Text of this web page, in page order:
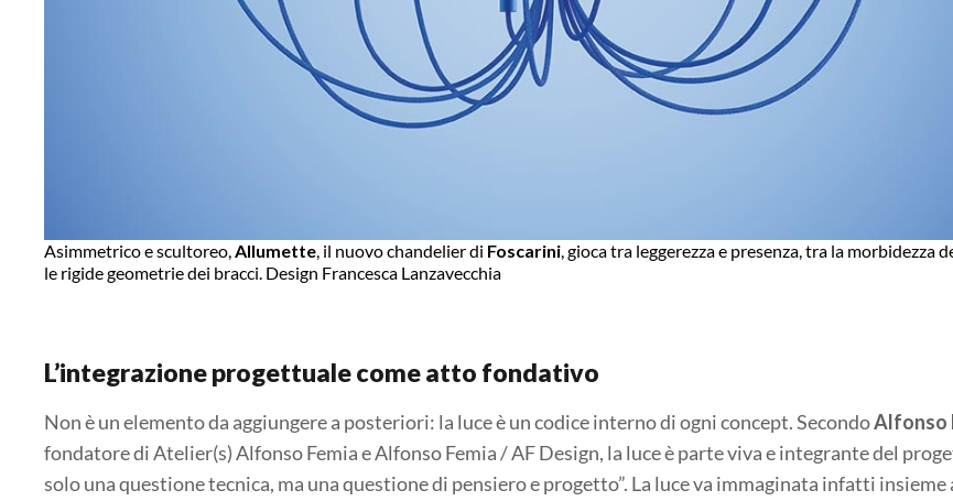
Asimmetrico e scultoreo,Allumette, il nuovo chandelier di Foscarini, gioca tra leggerezza e presenza, tra la morbidezza
le rigide geometrie dei bracci. Design Francesca Lanzavecchia
L’integrazione progettuale come atto fondativo
Non è un elemento da aggiungere a posteriori: la luce è un codice interno di ogni concept. SecondoAlfonso
fondatore di Atelier(s) Alfonso Femia e Alfonso Femia / AF Design, la luce è parte viva e integrante del
solo una questione tecnica, ma una questione di pensiero e progetto”. La luce va immaginata infatti insieme